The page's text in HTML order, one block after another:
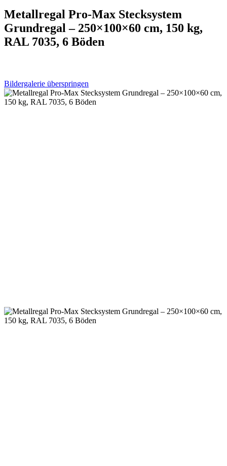
Metallregal Pro-Max Stecksystem
Grundregal – 250×100×60 cm, 150 kg,
RAL 7035, 6 Böden
Bildergalerie überspringen